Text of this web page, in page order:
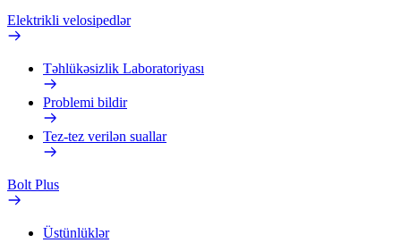
Elektrikli velosipedlər
Təhlükəsizlik Laboratoriyası
Problemi bildir
Tez-tez verilən suallar
Bolt Plus
Üstünlüklər